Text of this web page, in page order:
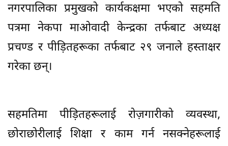
नगरपालिका प्रमुखको कार्यकक्षमा भएको सहमति
पत्रमा नेकपा माओवादी केन्द्रका तर्फबाट अध्यक्ष
प्रचण्ड र पीड़ितहरूका तर्फबाट २९ जनाले हस्ताक्षर
गरेका छन्।
सहमतिमा पीड़ितहरूलाई रोज़गारीको व्यवस्था,
छोराछोरीलाई शिक्षा र काम गर्न नसक्नेहरूलाई